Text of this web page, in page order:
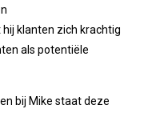
klanten zich krachtig
als potentiële
bij Mike staat deze